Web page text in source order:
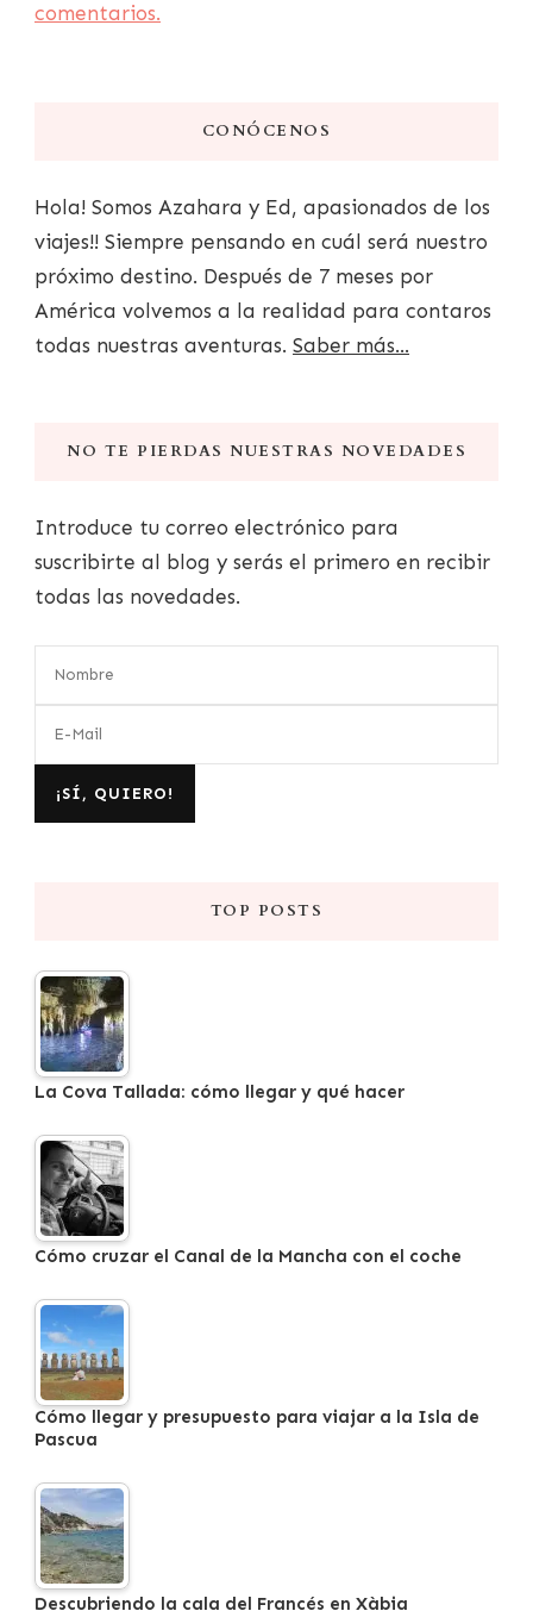
comentarios.
CONÓCENOS
Hola! Somos Azahara y Ed, apasionados de los
viajes!! Siempre pensando en cuál será nuestro
próximo destino. Después de 7 meses por
América volvemos a la realidad para contaros
todas nuestras aventuras. Saber más...
NO TE PIERDAS NUESTRAS NOVEDADES
Introduce tu correo electrónico para
suscribirte al blog y serás el primero en recibir
todas las novedades.
TOP POSTS
La Cova Tallada: cómo llegar y qué hacer
Cómo cruzar el Canal de la Mancha con el coche
Cómo llegar y presupuesto para viajar a la Isla de
Pascua
Descubriendo la cala del Francés en Xàbia